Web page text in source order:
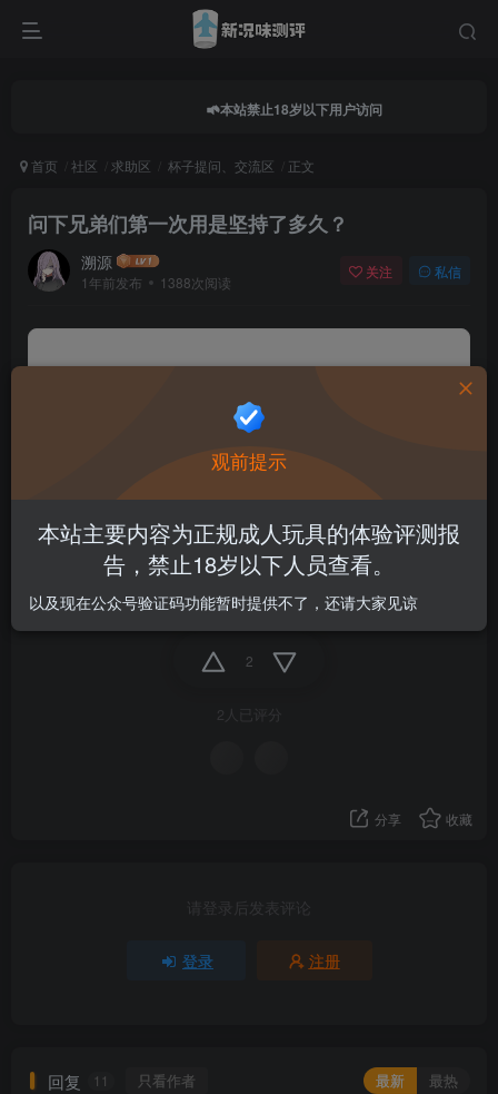
本站禁止18岁以下用户访问
首页 社区 求助区 杯子提问、交流区 正文
问下兄弟们第一次用是坚持了多久？
溯源
1年前发布 1388次阅读
关注 私信
★★★★
本人刚入坑，买了白丝一，呃没多久就被缴械了。（丢
脸
2
2人已评分
分享 收藏
请登录后发表评论
登录 注册
回复 11 只看作者 最新 最热
观前提示
本站主要内容为正规成人玩具的体验评测报
告，禁止18岁以下人员查看。
以及现在公众号验证码功能暂时提供不了，还请大家见谅